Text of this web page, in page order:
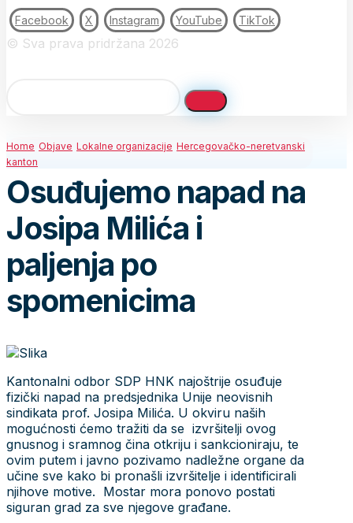
Facebook X Instagram YouTube TikTok
© Sva prava pridržana 2026
Home Objave Lokalne organizacije Hercegovačko-neretvanski
kanton
Osuđujemo napad na
Josipa Milića i
paljenja po
spomenicima
Kantonalni odbor SDP HNK najoštrije osuđuje
fizički napad na predsjednika Unije neovisnih
sindikata prof. Josipa Milića. U okviru naših
mogućnosti ćemo tražiti da se izvršitelji ovog
gnusnog i sramnog čina otkriju i sankcioniraju, te
ovim putem i javno pozivamo nadležne organe da
učine sve kako bi pronašli izvršitelje i identificirali
njihove motive. Mostar mora ponovo postati
siguran grad za sve njegove građane.